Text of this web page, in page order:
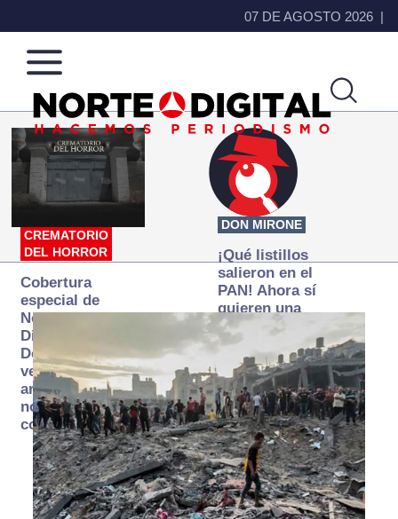
07 DE AGOSTO 2026
Norte
de
Ciudad
Más
que
noticias,
hacemos periodismo
CREMATORIO
DEL HORROR
Cobertura
especial de
Norte
Digital:
Donde la
verdad
arde… pero
no se
consume
DON MIRONE
¡Qué listillos
salieron en el
PAN! Ahora sí
quieren una
Fiscalía
autónoma… y
transexenal